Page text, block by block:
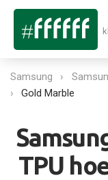
Samsung
Gold Marble
TPU